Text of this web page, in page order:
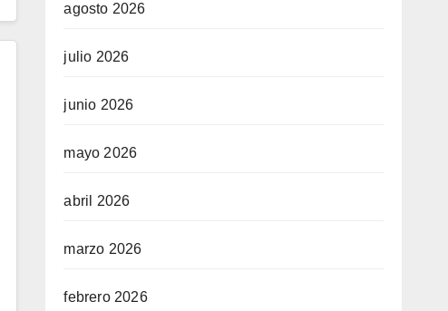
agosto 2026
julio 2026
junio 2026
mayo 2026
abril 2026
marzo 2026
febrero 2026